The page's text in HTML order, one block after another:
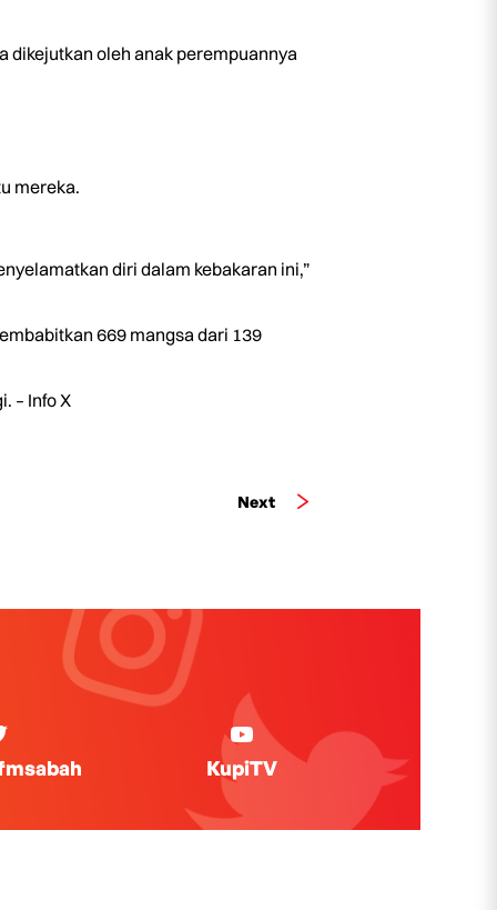
dikejutkan oleh anak perempuannya
mereka.
diri dalam kebakaran ini,”
669 mangsa dari 139
– Info X
Next
KupiTV